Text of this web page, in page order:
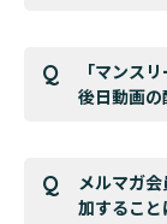
「マンス
後日動画の
メルマガ
加すること